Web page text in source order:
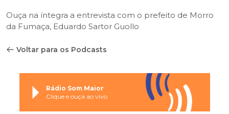
Ouça na íntegra a entrevista com o prefeito de Morro
da Fumaça, Eduardo Sartor Guollo
Voltar para os Podcasts
Rádio Som Maior
Clique e ouça ao vivo